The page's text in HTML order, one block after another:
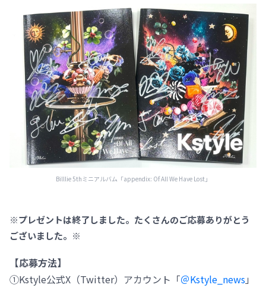
Billlie 5thミニアルバム「appendix: Of All We Have Lost」
※プレゼントは終了しました。たくさんのご応募ありがとう
ございました。※
【応募方法】
①Kstyle公式X（Twitter）アカウント「＠Kstyle_news」